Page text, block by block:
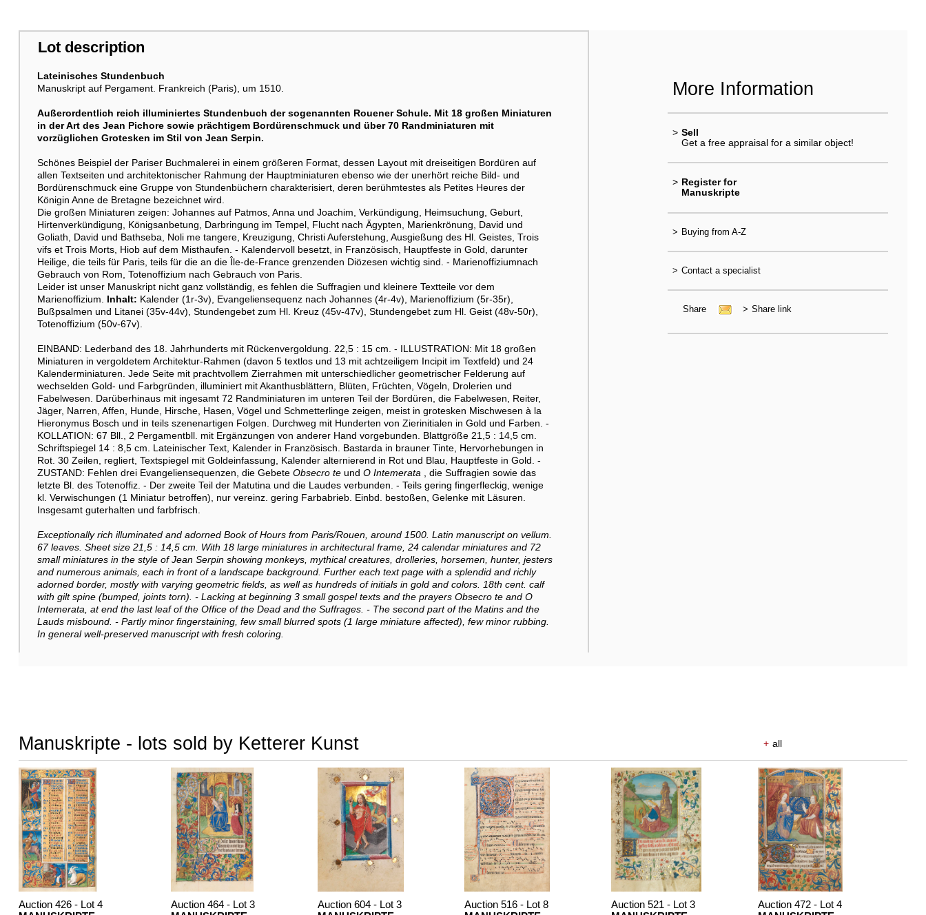
Lot description
Lateinisches Stundenbuch
Manuskript auf Pergament. Frankreich (Paris), um 1510.
Außerordentlich reich illuminiertes Stundenbuch der sogenannten Rouener Schule. Mit 18 großen Miniaturen
in der Art des Jean Pichore sowie prächtigem Bordürenschmuck und über 70 Randminiaturen mit
vorzüglichen Grotesken im Stil von Jean Serpin.
Schönes Beispiel der Pariser Buchmalerei in einem größeren Format, dessen Layout mit dreiseitigen Bordüren auf
allen Textseiten und architektonischer Rahmung der Hauptminiaturen ebenso wie der unerhört reiche Bild- und
Bordürenschmuck eine Gruppe von Stundenbüchern charakterisiert, deren berühmtestes als Petites Heures der
Königin Anne de Bretagne bezeichnet wird.
Die großen Miniaturen zeigen: Johannes auf Patmos, Anna und Joachim, Verkündigung, Heimsuchung, Geburt,
Hirtenverkündigung, Königsanbetung, Darbringung im Tempel, Flucht nach Ägypten, Marienkrönung, David und
Goliath, David und Bathseba, Noli me tangere, Kreuzigung, Christi Auferstehung, Ausgießung des Hl. Geistes, Trois
vifs et Trois Morts, Hiob auf dem Misthaufen. - Kalendervoll besetzt, in Französisch, Hauptfeste in Gold, darunter
Heilige, die teils für Paris, teils für die an die Île-de-France grenzenden Diözesen wichtig sind. - Marienoffiziumnach
Gebrauch von Rom, Totenoffizium nach Gebrauch von Paris.
Leider ist unser Manuskript nicht ganz vollständig, es fehlen die Suffragien und kleinere Textteile vor dem
Marienoffizium. Inhalt: Kalender (1r-3v), Evangeliensequenz nach Johannes (4r-4v), Marienoffizium (5r-35r),
Bußpsalmen und Litanei (35v-44v), Stundengebet zum Hl. Kreuz (45v-47v), Stundengebet zum Hl. Geist (48v-50r),
Totenoffizium (50v-67v).
EINBAND: Lederband des 18. Jahrhunderts mit Rückenvergoldung. 22,5 : 15 cm. - ILLUSTRATION: Mit 18 großen
Miniaturen in vergoldetem Architektur-Rahmen (davon 5 textlos und 13 mit achtzeiligem Incipit im Textfeld) und 24
Kalenderminiaturen. Jede Seite mit prachtvollem Zierrahmen mit unterschiedlicher geometrischer Felderung auf
wechselden Gold- und Farbgründen, illuminiert mit Akanthusblättern, Blüten, Früchten, Vögeln, Drolerien und
Fabelwesen. Darüberhinaus mit ingesamt 72 Randminiaturen im unteren Teil der Bordüren, die Fabelwesen, Reiter,
Jäger, Narren, Affen, Hunde, Hirsche, Hasen, Vögel und Schmetterlinge zeigen, meist in grotesken Mischwesen à la
Hieronymus Bosch und in teils szenenartigen Folgen. Durchweg mit Hunderten von Zierinitialen in Gold und Farben. -
KOLLATION: 67 Bll., 2 Pergamentbll. mit Ergänzungen von anderer Hand vorgebunden. Blattgröße 21,5 : 14,5 cm.
Schriftspiegel 14 : 8,5 cm. Lateinischer Text, Kalender in Französisch. Bastarda in brauner Tinte, Hervorhebungen in
Rot. 30 Zeilen, regliert, Textspiegel mit Goldeinfassung, Kalender alternierend in Rot und Blau, Hauptfeste in Gold. -
ZUSTAND: Fehlen drei Evangeliensequenzen, die Gebete Obsecro te und O Intemerata, die Suffragien sowie das
letzte Bl. des Totenoffiz. - Der zweite Teil der Matutina und die Laudes verbunden. - Teils gering fingerfleckig, wenige
kl. Verwischungen (1 Miniatur betroffen), nur vereinz. gering Farbabrieb. Einbd. bestoßen, Gelenke mit Läsuren.
Insgesamt guterhalten und farbfrisch.
Exceptionally rich illuminated and adorned Book of Hours from Paris/Rouen, around 1500. Latin manuscript on vellum.
67 leaves. Sheet size 21,5 : 14,5 cm. With 18 large miniatures in architectural frame, 24 calendar miniatures and 72
small miniatures in the style of Jean Serpin showing monkeys, mythical creatures, drolleries, horsemen, hunter, jesters
and numerous animals, each in front of a landscape background. Further each text page with a splendid and richly
adorned border, mostly with varying geometric fields, as well as hundreds of initials in gold and colors. 18th cent. calf
with gilt spine (bumped, joints torn). - Lacking at beginning 3 small gospel texts and the prayers Obsecro te and O
Intemerata, at end the last leaf of the Office of the Dead and the Suffrages. - The second part of the Matins and the
Lauds misbound. - Partly minor fingerstaining, few small blurred spots (1 large miniature affected), few minor rubbing.
In general well-preserved manuscript with fresh coloring.
More Information
> Sell
Get a free appraisal for a similar object!
> Register for
Manuskripte
> Buying from A-Z
> Contact a specialist
Share > Share link
Manuskripte - lots sold by Ketterer Kunst + all
Auction 426 - Lot 4
Auction 464 - Lot 3
Auction 604 - Lot 3
Auction 516 - Lot 8
Auction 521 - Lot 3
Auction 472 - Lot 4